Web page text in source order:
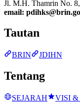
Jl. M.H. Thamrin No. 8,
email:
Tautan
BRIN JDIHN
Tentang
SEJARAH VISI &